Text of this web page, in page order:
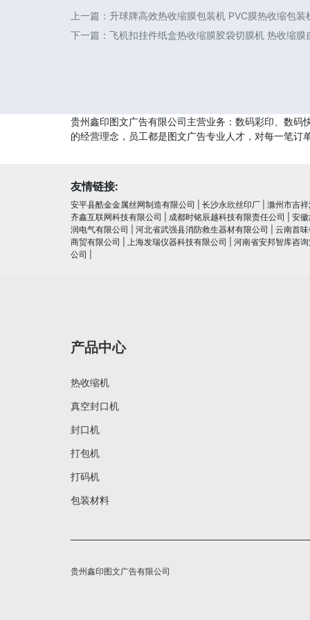
上一篇： 升球牌高效热收缩膜包装机 PVC膜热收缩包
下一篇： 飞机扣挂件纸盒热收缩膜胶袋切膜机 热收缩膜
贵州鑫印图文广告有限公司主营业务：数码彩印、数码
的经营理念，员工都是图文广告专业人才，对每一笔
友情链接:
安平县酷金金属丝网制造有限公司 长沙永欣丝印厂
滁州市吉
齐鑫互联网科技有限公司
成都时铭辰越科技有限责任公司
安
润电⽓有限公司
河北省武强县消防救生器材有限公司
云南首
商贸有限公司
上海发瑞仪器科技有限公司
河南省安邦智库咨
公司
产品中心
热收缩机
真空封口机
封口机
打包机
打码机
包装材料
贵州鑫印图文广告有限公司